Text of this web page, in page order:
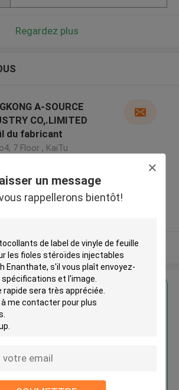
un message
rappellerons bientôt!
Regardez plus
A-SOURCE
CO,.LIMITED
du fabricant
7 Floor , KaiTu
Jiao , Jiulong district
Regardez plus
stéroïdes injectables Muscle